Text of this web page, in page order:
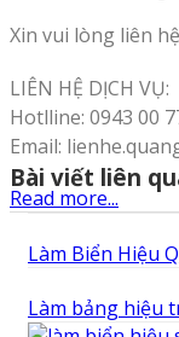
Xin vui lòng liên
LIÊN HỆ DỊCH VỤ:
Hotlline: 0943 00
Email:
Read more...
Bài viết liên
Làm Biển Hiệu
Làm bảng hiệu